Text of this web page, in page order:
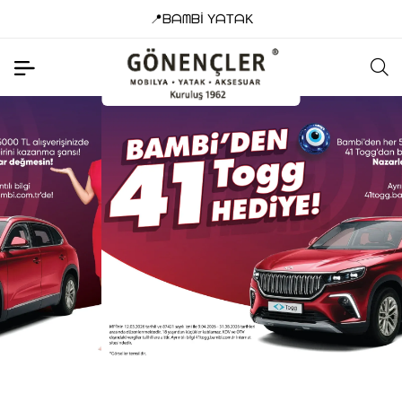
📞0(262) 321 37 53